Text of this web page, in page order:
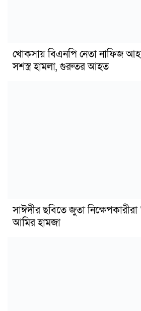
খোকসায় বিএনপি নেতা নাফিজ
সশস্ত্র হামলা, গুরুতর আহত
সাঈদীর ছবিতে জুতা নিক্ষেপকারীরা
আমির হামজা